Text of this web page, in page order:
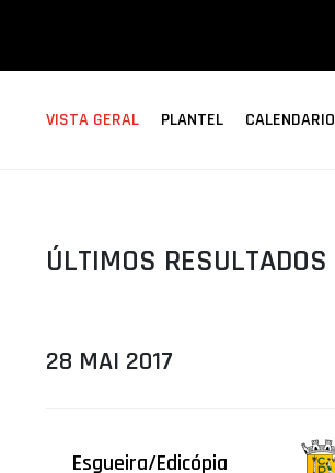
PROJETOS
VISTA GERAL PLANTEL CALENDARIO
ÚLTIMOS RESULTADOS
28 MAI 2017
Esgueira/Edicópia